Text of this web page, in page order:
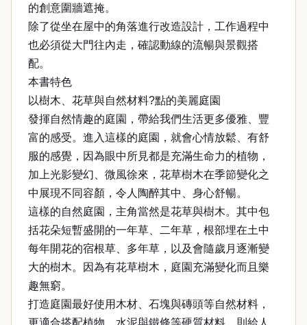
的創意圍牆遮掩。
除了從坐在屋中的角落進行改造設計，工作過程中
也必須從大門往內走，確認動線的流暢與景觀搭
配。
本書特色
以樹木、花草與自然材料?點的美麗庭園
發揮自然情趣的庭園，帶給我們生活更多優雅、豐
富的感受。進入這樣的庭園，就會心情放鬆、有舒
服的感覺，因為眼中所見都是充滿生命力的植物，
加上光影變幻、微風徐來，花草樹木在季節變化之
中展現不同容顏，令人陶醉其中、身心舒暢。
這樣的自然庭園，主角當然是花草與樹木。其中包
括花朵短暫盛開的一年草、二年草，根部埋在土中
每年開花的宿根草、多年草，以及會隨歲月逐漸變
大的樹木。因為有花草樹木，庭園充滿變化而且樂
趣無窮。
打造庭園最好使用木材、石塊與磚頭等自然材料，
更適合搭配植物。水泥與鐵條等硬質材料，則給人